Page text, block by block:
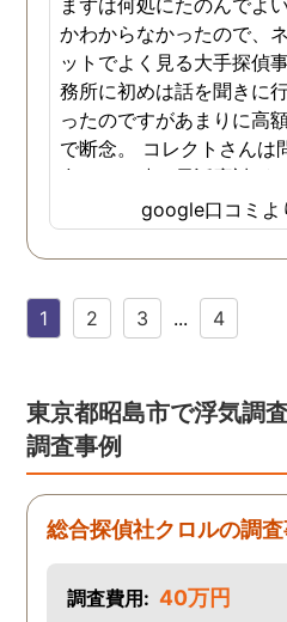
かわからなかったので、ネ
ットでよく見る大手探偵
務所に初めは話を聞きに
ったのですがあまりに高
で断念。 コレクトさんは
合せした時の電話応対がと
ても誠実な感じが伝わっ
きたので3社目で伺いまし
た。 各社特徴はありまし
得できたので試しにたのん
法的証拠を集める内容で
たが成果はだしてくれまし
たね。 終始気持ちの良い取
引ができる探偵社さんで
た。
google口コミよ
1 2 3 ... 4
東京都昭島市で浮気調
調査事例
総合探偵社クロルの調
調査費用: 40万円